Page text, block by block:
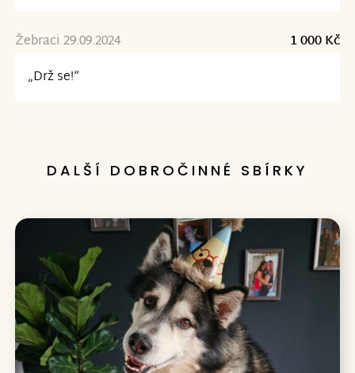
Žebraci 29.09.2024
1 000 Kč
„Drž se!“
DALŠÍ DOBROČINNÉ SBÍRKY